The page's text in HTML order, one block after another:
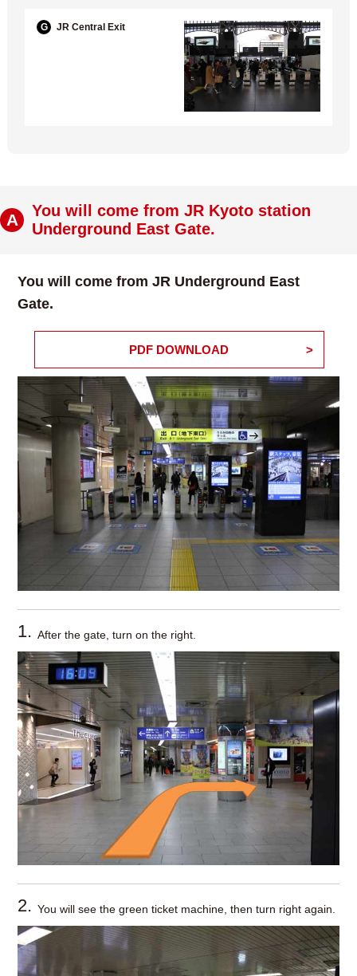
G JR Central Exit
A
You will come from JR Kyoto station
Underground East Gate.
You will come from JR Underground East
Gate.
PDF DOWNLOAD
1. After the gate, turn on the right.
2. You will see the green ticket machine, then turn right again.